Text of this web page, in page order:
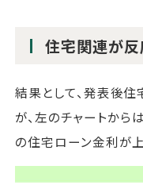
住宅関連が
結果として、発表後
が、左のチャートから
の住宅ローン金利が